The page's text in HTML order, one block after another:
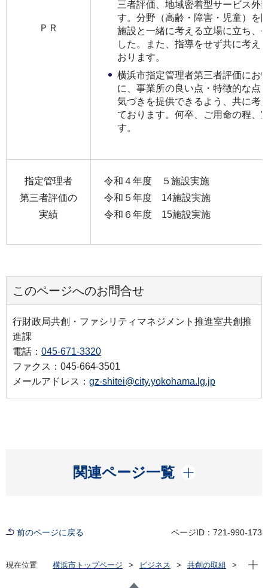
ＰＲ
三者評価、地域密着型サービス外
す。分野（高齢・障害・児童）を
施設と一緒に考える立場に立ち、
した。また、指導をせず共に考え
おります。
横浜市指定管理者第三者評価にお
に、事業所の良い点・特徴的な点
気づきを提供できるよう、共に考
ております。何卒、ご用命の程、
す。
指定管理者
第三者評価の
実績
令和４年度 ５施設実施
令和５年度 14施設実施
令和６年度 15施設実施
このページへのお問合せ
行財政局共創・ファシリティマネジメント推進室共創推
進課
電話： 045-671-3320
ファクス：045-664-3501
メールアドレス： gz-shitei@city.yokohama.lg.jp
関連ページ一覧
開く
前のページに戻る ページID：721-990-173
現在位置 横浜市トップページ ビジネス
共創の取組
現在